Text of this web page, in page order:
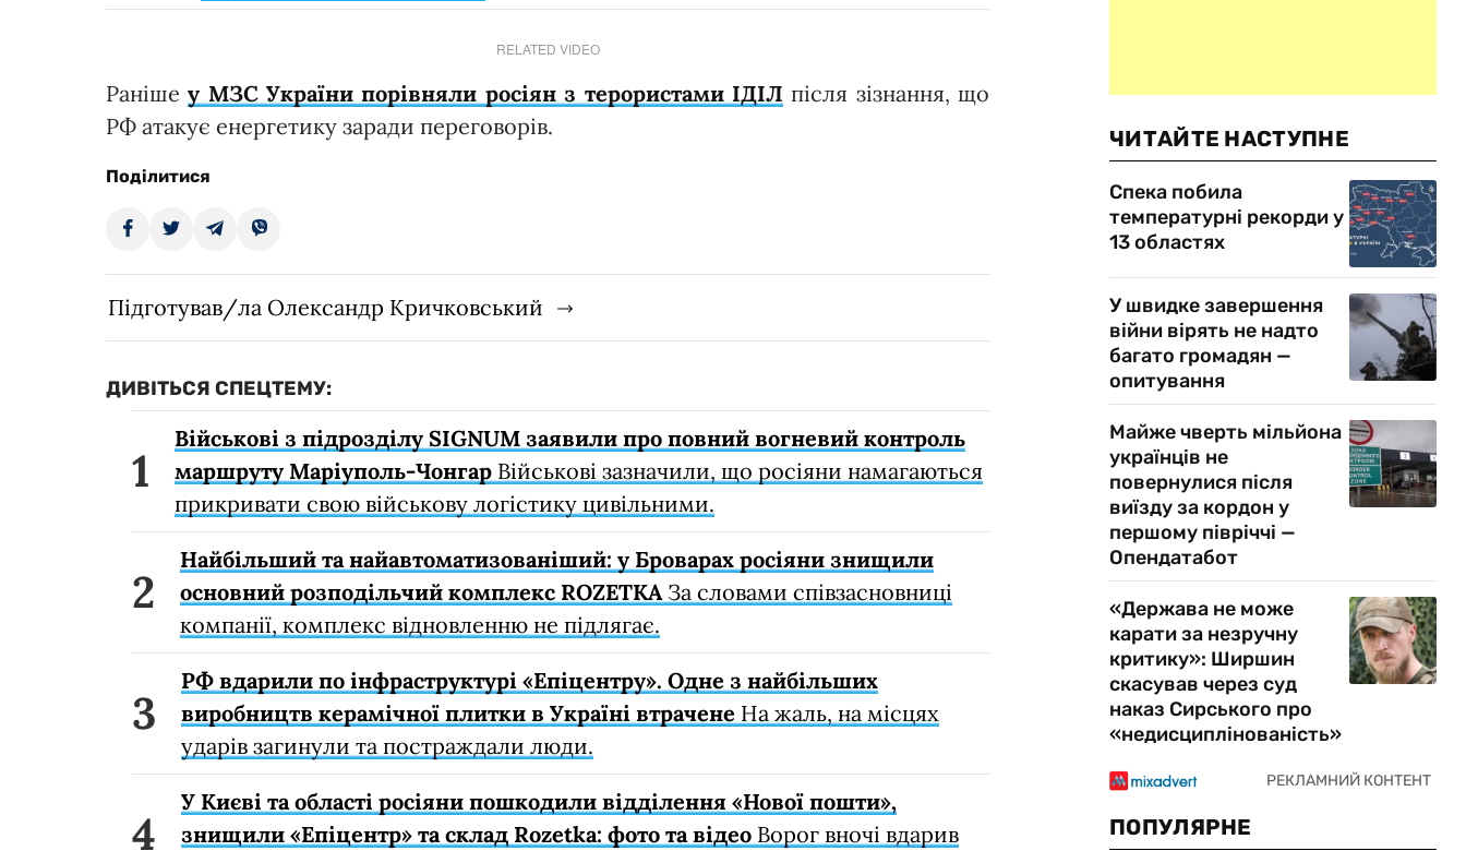
RELATED VIDEO
Ранішеу МЗС України порівняли росіян з терористами ІДІЛ після зізнання, що
РФ атакує енергетику заради переговорів.
Поділитися
Підготував/ла Олександр Кричковський
ДИВІТЬСЯ СПЕЦТЕМУ:
Військові з підрозділу SIGNUM заявили про повний вогневий контроль
маршруту Маріуполь-Чонгар Військові зазначили, що росіяни намагаються
прикривати свою військову логістику цивільними.
Найбільший та найавтоматизованіший: у Броварах росіяни знищили
основний розподільчий комплекс ROZETKAЗа словами співзасновниці
компанії, комплекс відновленню не підлягає.
РФ вдарили по інфраструктурі «Епіцентру». Одне з найбільших
виробництв керамічної плитки в Україні втрачене На жаль, на місцях
ударів загинули та постраждали люди.
У Києві та області росіяни пошкодили відділення «Нової пошти»,
знищили «Епіцентр» та склад Rozetka: фото та відео Ворог вночі вдарив
ЧИТАЙТЕ НАСТУПНЕ
Спека побила
температурні рекорди у
13 областях
У швидке завершення
війни вірять не надто
багато громадян —
опитування
Майже чверть мільйона
українців не
повернулися після
виїзду за кордон у
першому півріччі —
Опендатабот
«Держава не може
карати за незручну
критику»: Ширшин
скасував через суд
наказ Сирського про
«недисциплінованість»
ПОПУЛЯРНЕ